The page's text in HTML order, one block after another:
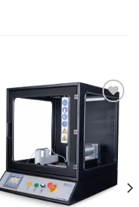
Ajouter
à la liste
d’envies